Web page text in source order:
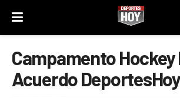
Campamento Hockey
Acuerdo